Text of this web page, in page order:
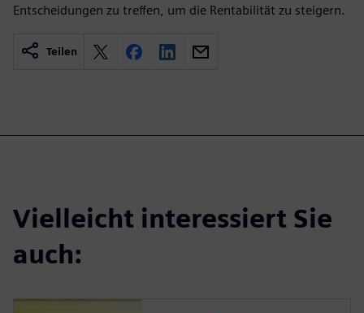
Entscheidungen zu treffen, um die Rentabilität zu steigern.
Teilen
Vielleicht interessiert Sie
auch: